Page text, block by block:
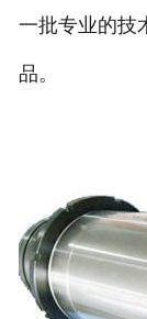
一批专业的技
品。